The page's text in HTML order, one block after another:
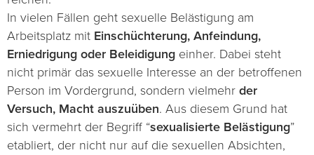
In vielen Fällen geht sexuelle Belästigung am
Arbeitsplatz mit Einschüchterung, Anfeindung,
Erniedrigung oder Beleidigung einher. Dabei steht
nicht primär das sexuelle Interesse an der betroffenen
Person im Vordergrund, sondern vielmehr der
Versuch, Macht auszuüben. Aus diesem Grund hat
sich vermehrt der Begriff “sexualisierte Belästigung”
etabliert, der nicht nur auf die sexuellen Absichten,